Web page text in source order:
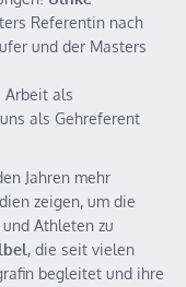
Referentin nach
und der Masters
Arbeit als
als Gehreferent
Jahren mehr
zeigen, um die
Athleten zu
, die seit vielen
begleitet und ihre